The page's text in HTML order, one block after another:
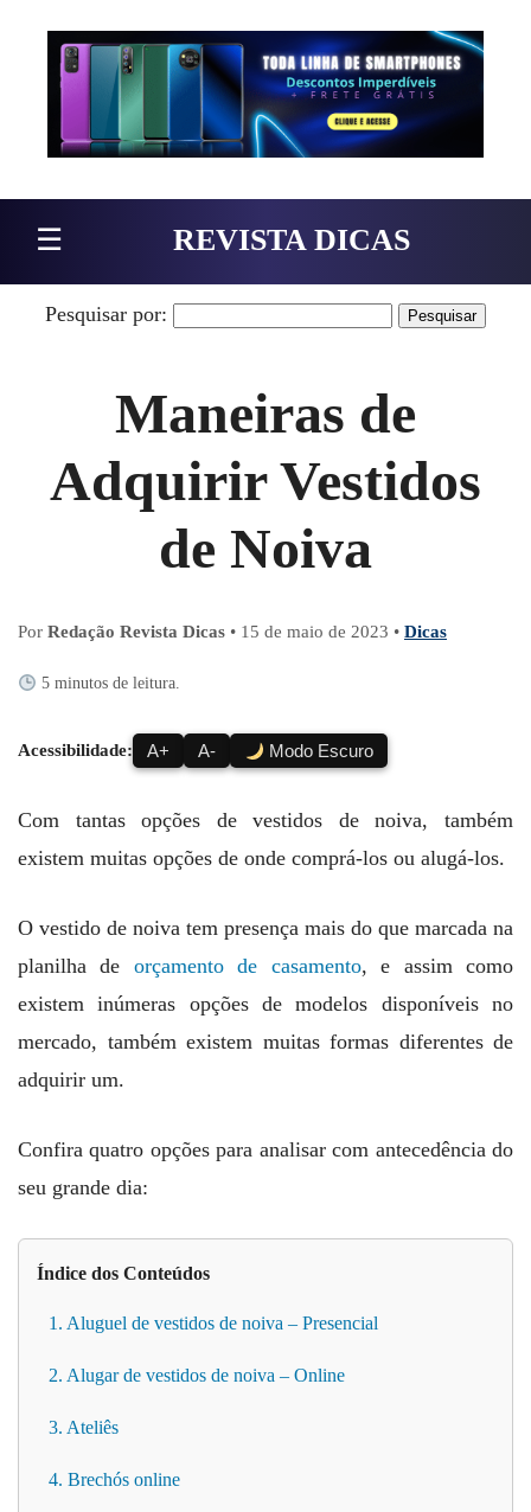
Pular para o conteúdo
☰ REVISTA DICAS
Pesquisar por:
Maneiras de
Adquirir Vestidos
de Noiva
Por Redação Revista Dicas • 15 de maio de 2023 • Dicas
5 minutos de leitura.
Acessibilidade: A+ A- Modo Escuro
Com tantas opções de vestidos de noiva, também
existem muitas opções de onde comprá-los ou alugá-los.
O vestido de noiva tem presença mais do que marcada na
planilha de orçamento de casamento, e assim como
existem inúmeras opções de modelos disponíveis no
mercado, também existem muitas formas diferentes de
adquirir um.
Confira quatro opções para analisar com antecedência do
seu grande dia:
Índice dos Conteúdos
1. Aluguel de vestidos de noiva – Presencial
2. Alugar de vestidos de noiva – Online
3. Ateliês
4. Brechós online